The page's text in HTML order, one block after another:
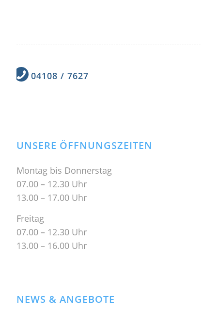
04108 / 7627
UNSERE ÖFFNUNGSZEITEN
Montag bis Donnerstag
07.00 – 12.30 Uhr
13.00 – 17.00 Uhr
Freitag
07.00 – 12.30 Uhr
13.00 – 16.00 Uhr
NEWS & ANGEBOTE